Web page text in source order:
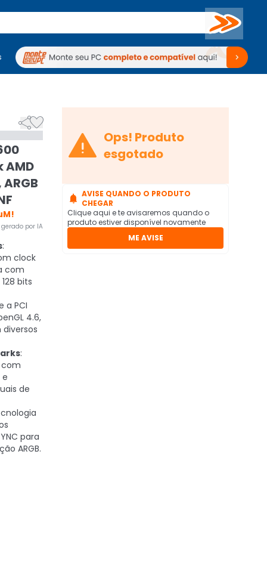
Buscar
Periféricos TV Venda no KaBuM!
Periféricos TV Venda no KaBuM!

AMD
por IA
:
clock
com
bits
a PCI
4.6,
:
com
de
para
ARGB.
 Ops! Produto
esgotado
 AVISE QUANDO O PRODUTO
CHEGAR
Clique aqui e te avisaremos quando o
produto estiver disponível novamente
ME AVISE